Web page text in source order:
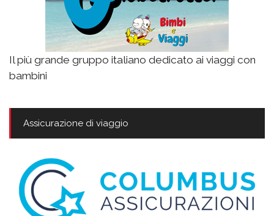
Il più grande gruppo italiano dedicato ai viaggi con
bambini
Assicurazione di viaggio